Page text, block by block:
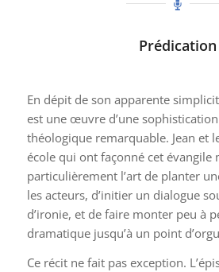
Prédication
En dépit de son apparente
est une œuvre d’une
théologique remarquable. Jean et
école qui ont façonné cet évangile
particulièrement l’art de planter
les acteurs, d’initier un dialogue
d’ironie, et de faire monter peu à
dramatique jusqu’à un point
Ce récit ne fait pas exception.